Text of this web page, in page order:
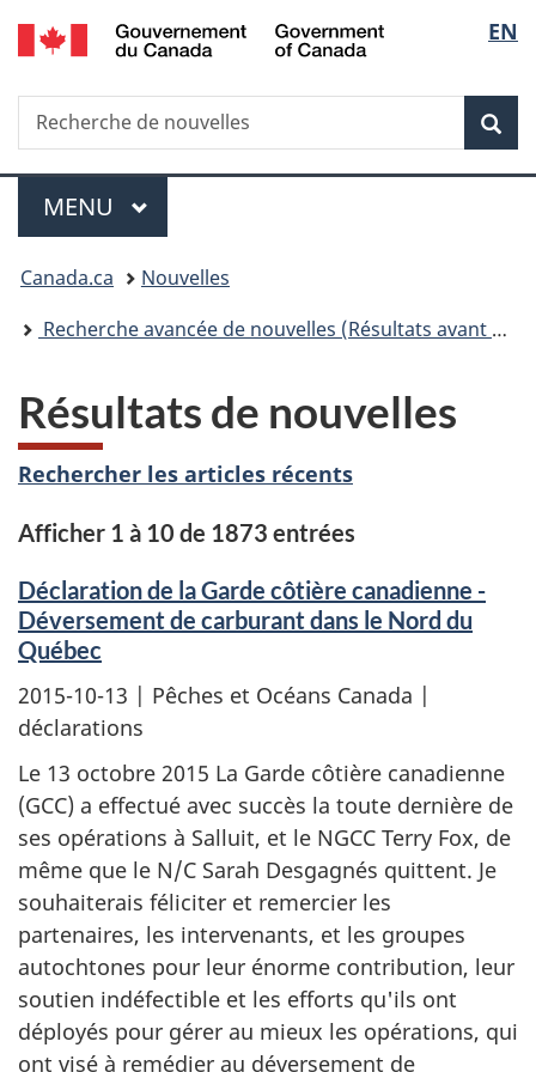
Passer
au
Passer
à
du
Passer
à
simplifiée
de
la
EN
Recherche
Recherche
de
Menu
MENU PRINCIPAL
Vous
êtes
Canada.ca
Nouvelles
Recherche avancée de nouvelles (Résultats avant 2015)
Résultats de nouvelles
Rechercher les articles récents
Afficher 1 à 10 de 1873 entrées
Déclaration de la Garde côtière canadienne -
Déversement de carburant dans le Nord du
Québec
2015-10-13 | Pêches et Océans Canada |
déclarations
Le 13 octobre 2015 La Garde côtière canadienne
(GCC) a effectué avec succès la toute dernière de
ses opérations à Salluit, et le NGCC Terry Fox, de
même que le N/C Sarah Desgagnés quittent. Je
souhaiterais féliciter et remercier les
partenaires, les intervenants, et les groupes
autochtones pour leur énorme contribution, leur
soutien indéfectible et les efforts qu'ils ont
déployés pour gérer au mieux les opérations, qui
ont visé à remédier au déversement de